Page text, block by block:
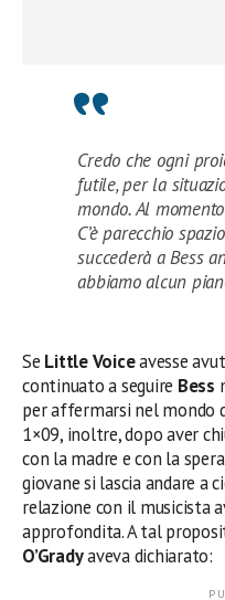
Credo che ogni
futile, per la
mondo. Al
C’è parecchio
succederà a Bess
abbiamo alcun
Se Little Voiceavesse
continuato a seguire Bess
per affermarsi nel mondo
1×09, inoltre, dopo aver
con la madre e con la
giovane si lascia andare a
relazione con il musicista
approfondita. A tal
O’Gradyaveva dichiarato: